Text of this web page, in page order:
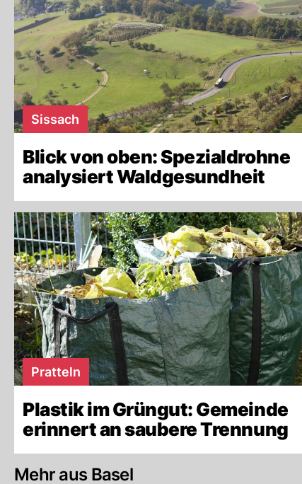
Sissach
Blick von oben: Spezialdrohne
analysiert Waldgesundheit
Pratteln
Plastik im Grüngut: Gemeinde
erinnert an saubere Trennung
Mehr aus Basel